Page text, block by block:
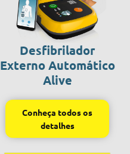
Desfibrilador
Externo Automático
Alive
Conheça todos os
detalhes